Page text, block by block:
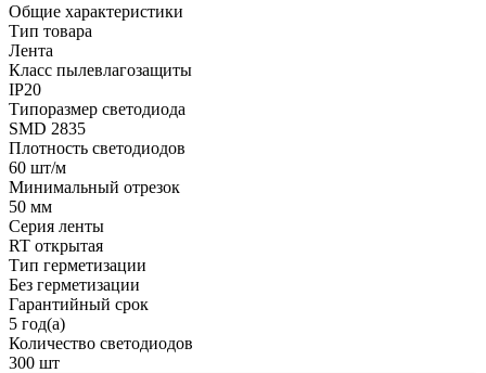
Общие характеристики
Тип товара
Лента
Класс пылевлагозащиты
IP20
Типоразмер светодиода
SMD 2835
Плотность светодиодов
60 шт/м
Минимальный отрезок
50 мм
Серия ленты
RT открытая
Тип герметизации
Без герметизации
Гарантийный срок
5 год(а)
Количество светодиодов
300 шт